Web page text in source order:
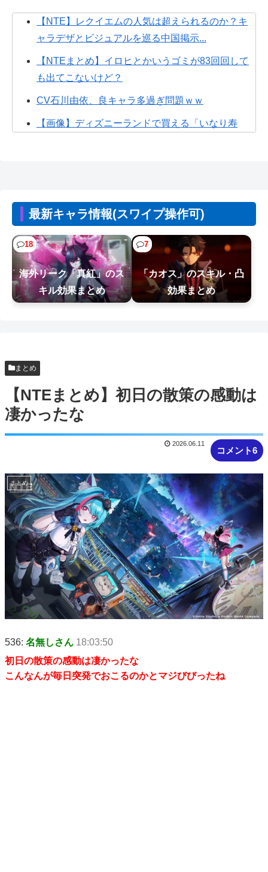
【NTE】レクイエムの人気は超えられるのか？キ
ャラデザとビジュアルを巡る中国掲示...
【NTEまとめ】イロヒとかいうゴミが83回回して
も出てこないけど？
CV石川由依、良キャラ多過ぎ問題ｗｗ
【画像】ディズニーランドで買える「いなり寿
ｗｗｗｗ
【画像】70年代の漫画、あまりにも時代を先取り
しすぎていたｗｗｗｗ
【悲報】Z世代の倫理観、完全にぶっ壊れるｗｗｗ
ｗ
【悲報】ジャンプグッズ43億キャンセルおばさ
滅ナルティメット作ったのにジャンブ...
最新キャラ情報(スワイプ操作可)
18
海外リーク「真紅」のス
キル効果まとめ
7
「カオス」のスキル・凸
効果まとめ
まとめ
【NTEまとめ】初日の散策の感動は
凄かったな
コメント6
2026.06.11
まとめ
536: 名無しさん 18:03:50
初日の散策の感動は凄かったな
こんなんが毎日突発でおこるのかとマジびびったね